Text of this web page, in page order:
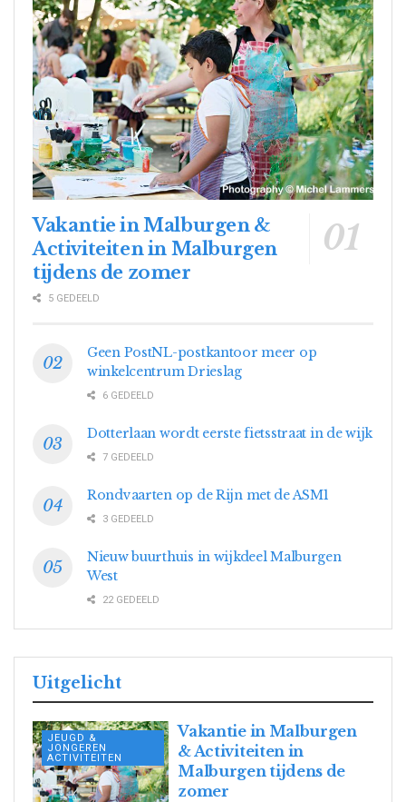
Vakantie in Malburgen &
Activiteiten in Malburgen
tijdens de zomer
5 GEDEELD
Geen PostNL-postkantoor meer op
winkelcentrum Drieslag
6 GEDEELD
Dotterlaan wordt eerste fietsstraat in de wijk
7 GEDEELD
Rondvaarten op de Rijn met de ASM1
3 GEDEELD
Nieuw buurthuis in wijkdeel Malburgen
West
22 GEDEELD
Uitgelicht
JEUGD &
JONGEREN
ACTIVITEITEN
Vakantie in Malburgen
& Activiteiten in
Malburgen tijdens de
zomer